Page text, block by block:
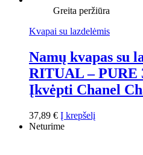
Greita peržiūra
Kvapai su lazdelėmis
Namų kvapas su
RITUAL – PURE
Įkvėpti Chanel
37,89 € Į krepšelį
Neturime